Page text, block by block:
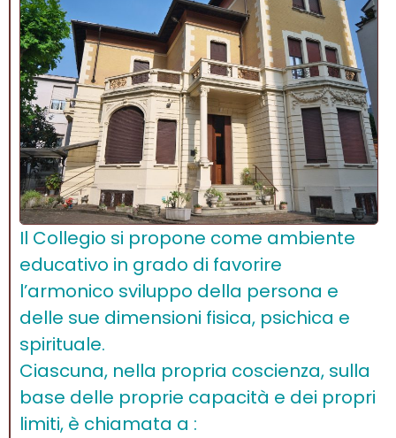
Il Collegio si propone come ambiente
educativo in grado di favorire
l’armonico sviluppo della persona e
delle sue dimensioni fisica, psichica e
spirituale.
Ciascuna, nella propria coscienza, sulla
base delle proprie capacità e dei propri
limiti, è chiamata a :